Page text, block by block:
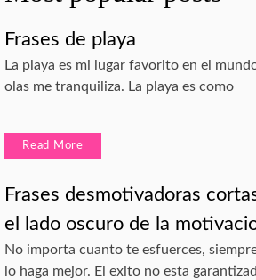
Frases de playa
La playa es mi lugar favorito en el
olas me tranquiliza. La playa es como
Read More
Frases desmotivadoras
el lado oscuro de la
No importa cuanto te esfuerces,
lo haga mejor. El exito no esta